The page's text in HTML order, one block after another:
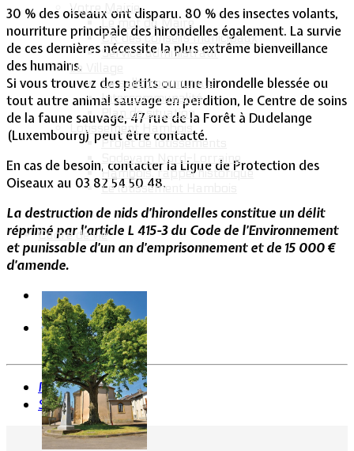
Votre Mairie
Le mot du Maire
CR des conseils municipaux
Service administratif
Le Village
La salle communale
Intercommunalité
Plan de situation
Lotissement Hambois
Projet de lotissements
Sodevam Nord-Lorraine
Hambois, rappel historique
Le lotissement Hambois
Cadre de vie
30 % des oiseaux ont disparu. 80 % des insectes volants,
nourriture principale des hirondelles également. La survie
de ces dernières nécessite la plus extrême bienveillance
des humains.
Si vous trouvez des petits ou une hirondelle blessée ou
tout autre animal sauvage en perdition, le Centre de soins
de la faune sauvage, 47 rue de la Forêt à Dudelange
(Luxembourg) peut être contacté.
En cas de besoin, contacter la Ligue de Protection des
Oiseaux au 03 82 54 50 48.
La destruction de nids d’hirondelles constitue un délit
réprimé par l’article L 415-3 du Code de l’Environnement
et punissable d’un an d’emprisonnement et de 15 000 €
d’amende.
Précédent
Suivant